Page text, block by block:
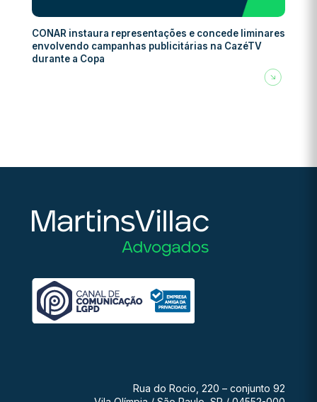
CONAR instaura representações e concede liminares
envolvendo campanhas publicitárias na CazéTV
durante a Copa
Rua do Rocio, 220 – conjunto 92